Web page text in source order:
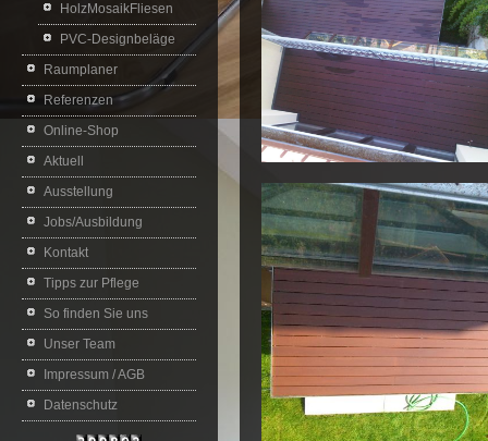
HolzMosaikFliesen
PVC-Designbeläge
Raumplaner
Referenzen
Online-Shop
Aktuell
Ausstellung
Jobs/Ausbildung
Kontakt
Tipps zur Pflege
So finden Sie uns
Unser Team
Impressum / AGB
Datenschutz